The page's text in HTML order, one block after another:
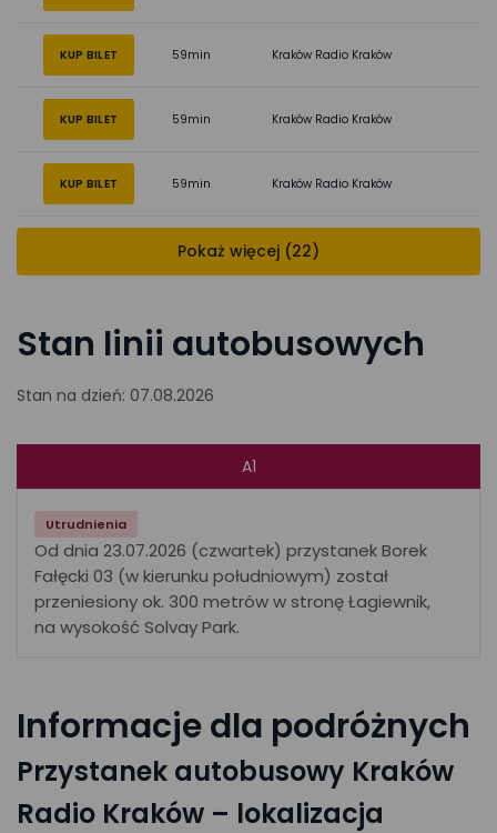
KUP BILET 59min Kraków Radio Kraków
KUP BILET 59min Kraków Radio Kraków
KUP BILET 59min Kraków Radio Kraków
Pokaż więcej (22)
Stan linii autobusowych
Stan na dzień: 07.08.2026
A1
Utrudnienia
Od dnia 23.07.2026 (czwartek) przystanek Borek
Fałęcki 03 (w kierunku południowym) został
przeniesiony ok. 300 metrów w stronę Łagiewnik,
na wysokość Solvay Park.
Informacje dla podróżnych
Przystanek autobusowy Kraków
Radio Kraków – lokalizacja